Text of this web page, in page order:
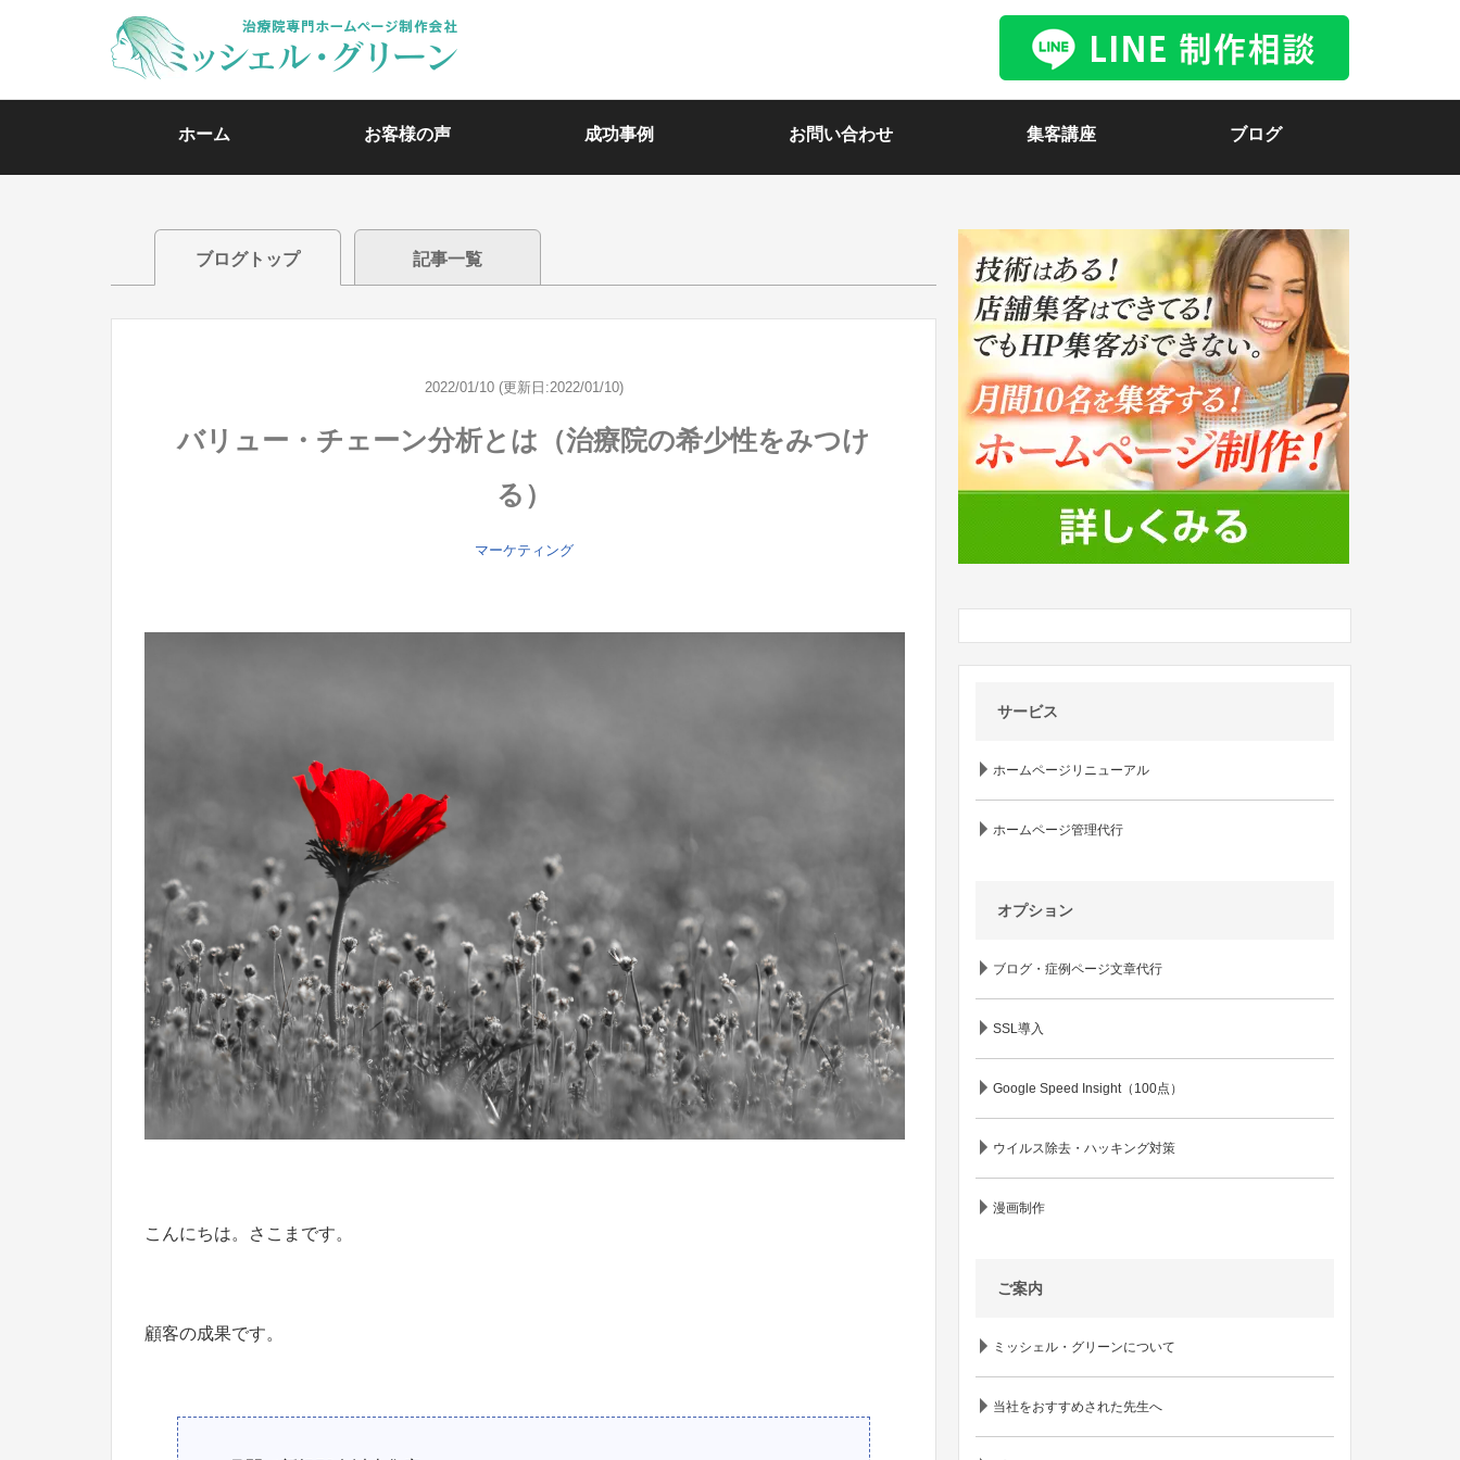
ホーム お客様の声 成功事例 お問い合わせ 集客講座 ブログ
ブログトップ 記事一覧
2022/01/10 (更新日:2022/01/10)
バリュー・チェーン分析とは（治療院の希少性をみつけ
る）
マーケティング
こんにちは。さこまです。
顧客の成果です。
サービス
ホームページリニューアル
ホームページ管理代行
オプション
ブログ・症例ページ文章代行
SSL導入
Google Speed Insight（100点）
ウイルス除去・ハッキング対策
漫画制作
ご案内
ミッシェル・グリーンについて
当社をおすすめされた先生へ